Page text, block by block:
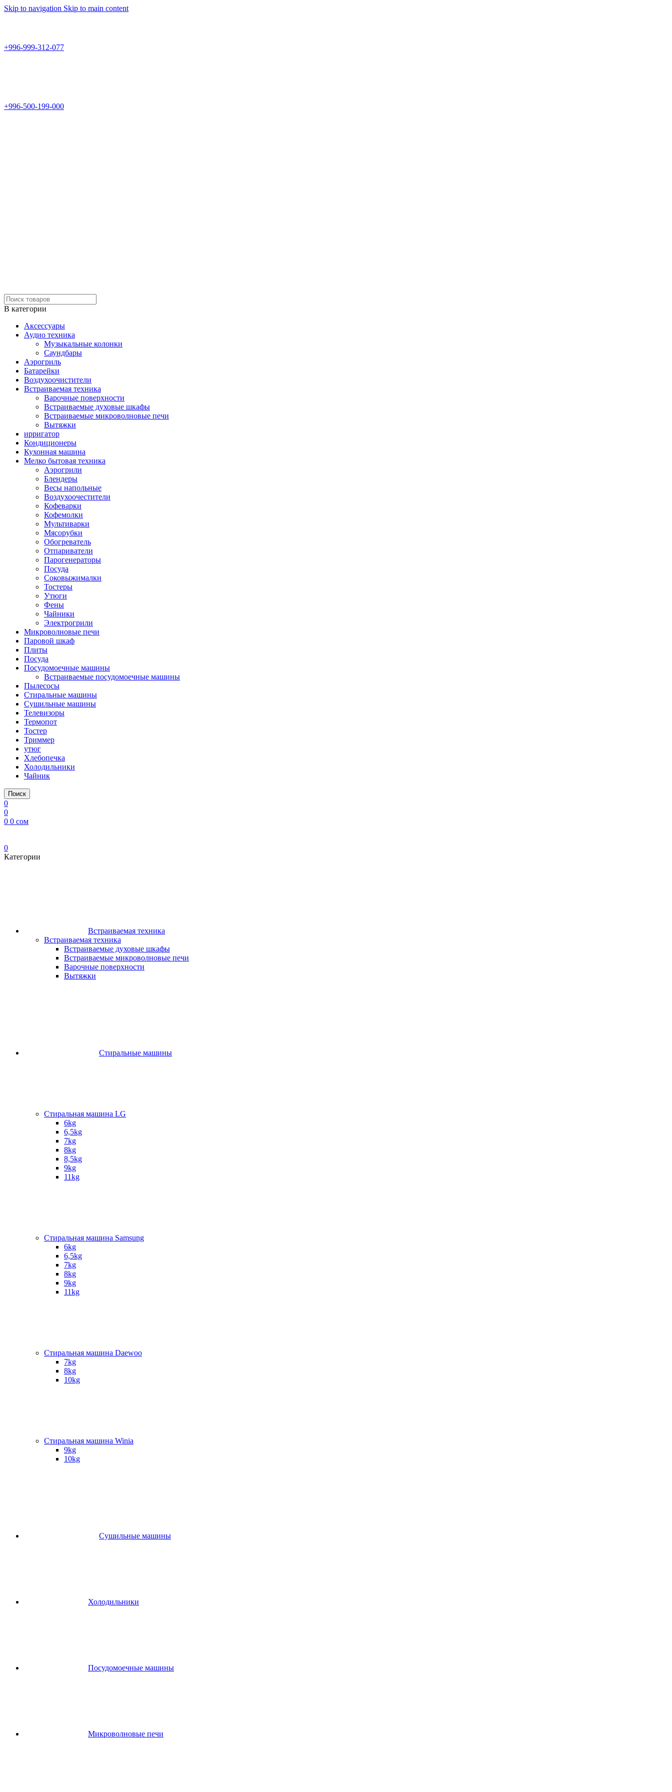
Skip to navigation Skip to main content
+996-999-312-077
+996-500-199-000
В категории
Аксессуары
Аудио техника
Музыкальные колонки
Саундбары
Аэрогриль
Батарейки
Воздухоочистители
Встраиваемая техника
Варочные поверхности
Встраиваемые духовые шкафы
Встраиваемые микроволновые печи
Вытяжки
ирригатор
Кондиционеры
Кухонная машина
Мелко бытовая техника
Аэрогрили
Блендеры
Весы напольные
Воздухоочестители
Кофеварки
Кофемолки
Мультиварки
Мясорубки
Обогреватель
Отпариватели
Парогенераторы
Посуда
Соковыжималки
Тостеры
Утюги
Фены
Чайники
Электрогрили
Микроволновые печи
Паровой шкаф
Плиты
Посуда
Посудомоечные машины
Встраиваемые посудомоечные машины
Пылесосы
Стиральные машины
Сушильные машины
Телевизоры
Термопот
Тостер
Триммер
утюг
Хлебопечка
Холодильники
Чайник
Поиск
0
0
0 0 сом
0
Категории
Встраиваемая техника
Встраиваемая техника
Встраиваемые духовые шкафы​
Встраиваемые микроволновые печи​
Варочные поверхности​
Вытяжки
Стиральные машины
Стиральная машина LG
6kg
6,5kg
7kg
8kg
8,5kg
9kg
11kg
Стиральная машина Samsung
6kg
6,5kg
7kg
8kg
9kg
11kg
Стиральная машина Daewoo
7kg
8kg
10kg
Стиральная машина Winia
9kg
10kg
Сушильные машины
Холодильники
Посудомоечные машины
Микроволновые печи